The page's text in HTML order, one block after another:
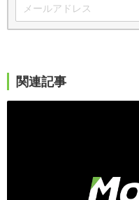
関連記事